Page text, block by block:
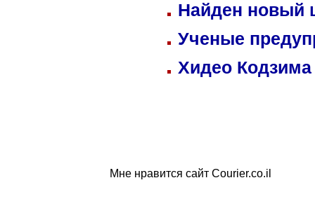
Найден
Ученые
Хидео
Мне нравится сайт Courier.co.il